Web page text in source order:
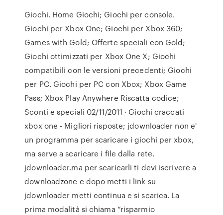
Giochi. Home Giochi; Giochi per console.
Giochi per Xbox One; Giochi per Xbox 360;
Games with Gold; Offerte speciali con Gold;
Giochi ottimizzati per Xbox One X; Giochi
compatibili con le versioni precedenti; Giochi
per PC. Giochi per PC con Xbox; Xbox Game
Pass; Xbox Play Anywhere Riscatta codice;
Sconti e speciali 02/11/2011 · Giochi craccati
xbox one - Migliori risposte; jdownloader non e'
un programma per scaricare i giochi per xbox,
ma serve a scaricare i file dalla rete.
jdownloader.ma per scaricarli ti devi iscrivere a
downloadzone e dopo metti i link su
jdownloader metti continua e si scarica. La
prima modalità si chiama “risparmio